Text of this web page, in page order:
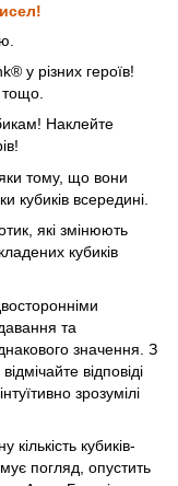
у різних героїв!
тощо.
Наклейте
тому, що вони
кубиків всередині.
які змінюють
кубиків
та
значення. З
відповіді
зрозумілі
кубиків-
погляд, опустить